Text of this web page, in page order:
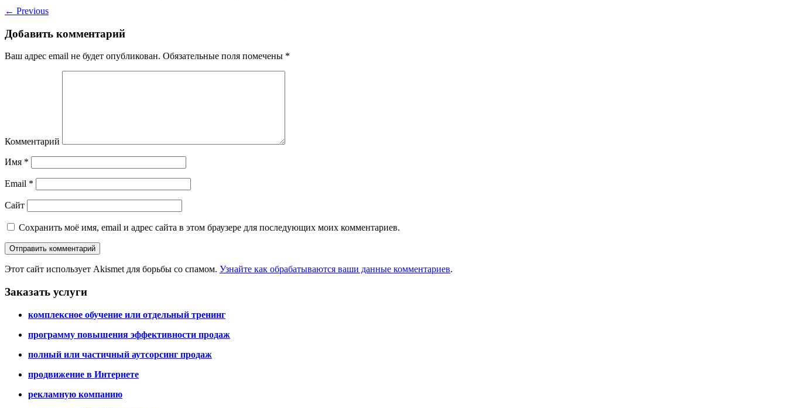
← Previous
Добавить комментарий
Ваш адрес email не будет опубликован. Обязательные поля помечены *
Комментарий
Имя *
Email *
Сайт
Сохранить моё имя, email и адрес сайта в этом браузере для последующих моих комментариев.
Этот сайт использует Akismet для борьбы со спамом. Узнайте как обрабатываются ваши данные комментариев.
Заказать услуги
комплексное обучение или отдельный тренинг
программу повышения эффективности продаж
полный или частичный аутсорсинг продаж
продвижение в Интернете
рекламную компанию